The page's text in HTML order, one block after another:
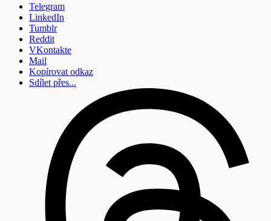
Telegram
LinkedIn
Tumblr
Reddit
VKontakte
Mail
Kopírovat odkaz
Sdílet přes...